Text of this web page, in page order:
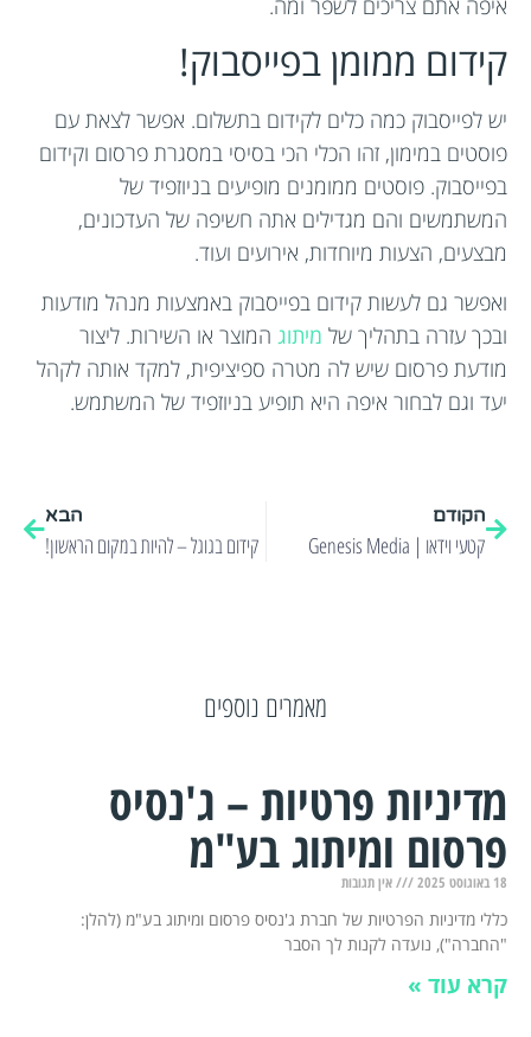
קידום ממומן בפייסבוק!
יש לפייסבוק כמה כלים לקידום בתשלום. אפשר לצאת עם
פוסטים במימון, זהו הכלי הכי בסיסי במסגרת פרסום וקידום
בפייסבוק. פוסטים ממומנים מופיעים בניוזפיד של
המשתמשים והם מגדילים אתה חשיפה של העדכונים,
מבצעים, הצעות מיוחדות, אירועים ועוד.
ואפשר גם לעשות קידום בפייסבוק באמצעות מנהל מודעות
ובכך עזרה בתהליך של מיתוג המוצר או השירות. ליצור
מודעת פרסום שיש לה מטרה ספיציפית, למקד אותה לקהל
יעד וגם לבחור איפה היא תופיע בניוזפיד של המשתמש.
הקודם
קטעי וידאו | Genesis Media
הבא
קידום בגוגל – להיות במקום הראשון!
מאמרים נוספים
מדיניות פרטיות – ג'נסיס
פרסום ומיתוג בע"מ
18 באוגוסט 2025 אין תגובות
כללי מדיניות הפרטיות של חברת ג'נסיס פרסום ומיתוג בע"מ (להלן:
"החברה"), נועדה לקנות לך הסבר
קרא עוד »